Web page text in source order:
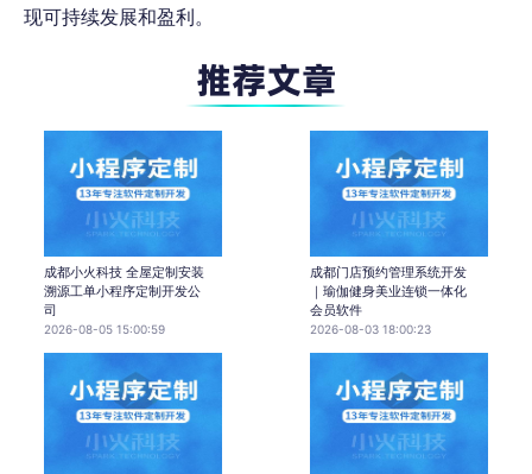
现可持续发展和盈利。
成都小火科技 全屋定制安装
溯源工单小程序定制开发公
司
2026-08-05 15:00:59
成都门店预约管理系统开发
｜瑜伽健身美业连锁一体化
会员软件
2026-08-03 18:00:23